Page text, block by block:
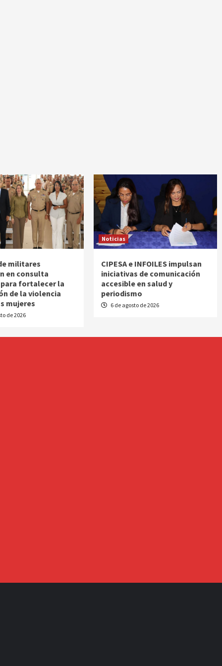
militares
en consulta
fortalecer la
de la violencia
mujeres
de 2026
Noticias
CIPESA e INFOILES impulsan
iniciativas de comunicación
accesible en salud y
periodismo
6 de agosto de 2026